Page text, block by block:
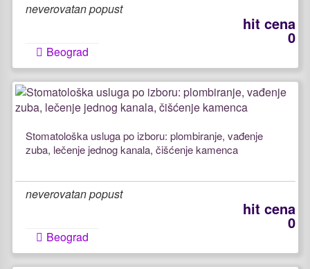
neverovatan popust
hit cena
0
Beograd
Stomatološka usluga po izboru: plombiranje, vađenje
zuba, lečenje jednog kanala, čišćenje kamenca
neverovatan popust
hit cena
0
Beograd